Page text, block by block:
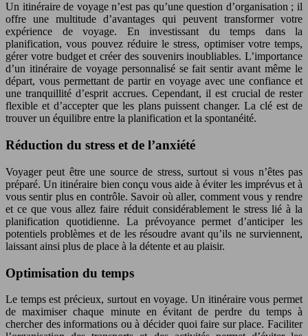
Un itinéraire de voyage n’est pas qu’une question d’organisation ; il
offre une multitude d’avantages qui peuvent transformer votre
expérience de voyage. En investissant du temps dans la
planification, vous pouvez réduire le stress, optimiser votre temps,
gérer votre budget et créer des souvenirs inoubliables. L’importance
d’un itinéraire de voyage personnalisé se fait sentir avant même le
départ, vous permettant de partir en voyage avec une confiance et
une tranquillité d’esprit accrues. Cependant, il est crucial de rester
flexible et d’accepter que les plans puissent changer. La clé est de
trouver un équilibre entre la planification et la spontanéité.
Réduction du stress et de l’anxiété
Voyager peut être une source de stress, surtout si vous n’êtes pas
préparé. Un itinéraire bien conçu vous aide à éviter les imprévus et à
vous sentir plus en contrôle. Savoir où aller, comment vous y rendre
et ce que vous allez faire réduit considérablement le stress lié à la
planification quotidienne. La prévoyance permet d’anticiper les
potentiels problèmes et de les résoudre avant qu’ils ne surviennent,
laissant ainsi plus de place à la détente et au plaisir.
Optimisation du temps
Le temps est précieux, surtout en voyage. Un itinéraire vous permet
de maximiser chaque minute en évitant de perdre du temps à
chercher des informations ou à décider quoi faire sur place. Faciliter